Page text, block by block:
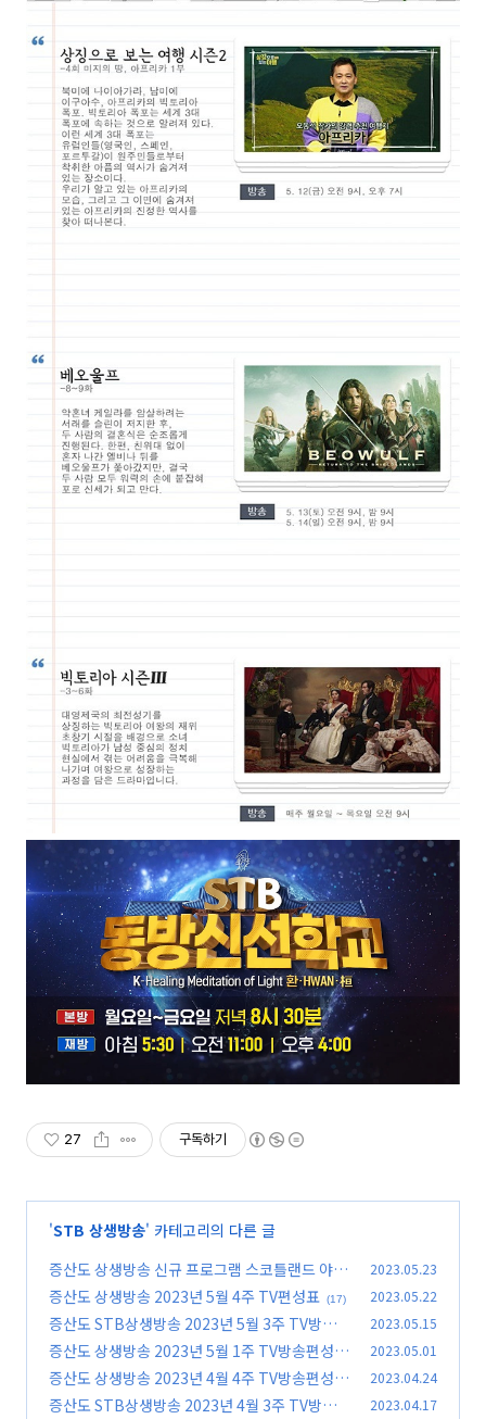
27 구독하기
'STB 상생방송' 카테고리의 다른 글
증산도 상생방송 신규 프로그램 스코틀랜드 야생
의 심장 하일랜드
(22)
2023.05.23
증산도 상생방송 2023년 5월 4주 TV편성표 (17) 2023.05.22
증산도 STB상생방송 2023년 5월 3주 TV방송편
성표 (23)
2023.05.15
증산도 상생방송 2023년 5월 1주 TV방송편성표
(13)
2023.05.01
증산도 상생방송 2023년 4월 4주 TV방송편성표
(17)
2023.04.24
증산도 STB상생방송 2023년 4월 3주 TV방송편
2023.04.17